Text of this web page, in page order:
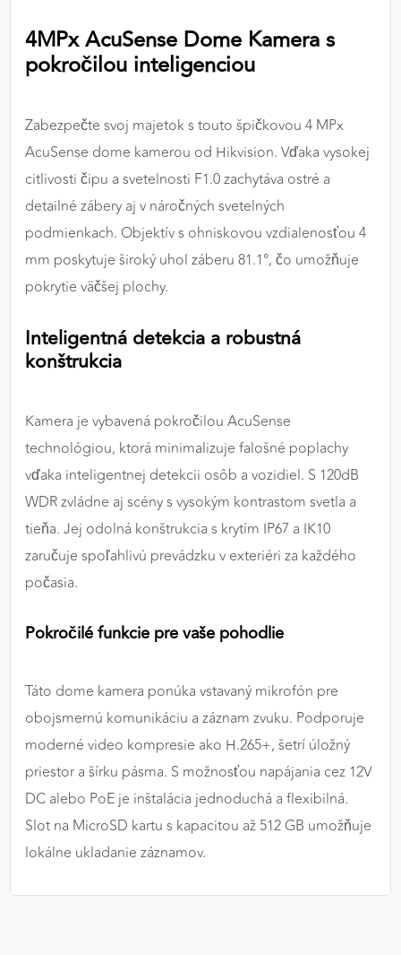
4MPx AcuSense Dome Kamera s
pokročilou inteligenciou
Zabezpečte svoj majetok s touto špičkovou 4 MPx
AcuSense dome kamerou od Hikvision. Vďaka vysokej
citlivosti čipu a svetelnosti F1.0 zachytáva ostré a
detailné zábery aj v náročných svetelných
podmienkach. Objektív s ohniskovou vzdialenosťou 4
mm poskytuje široký uhol záberu 81.1°, čo umožňuje
pokrytie väčšej plochy.
Inteligentná detekcia a robustná
konštrukcia
Kamera je vybavená pokročilou AcuSense
technológiou, ktorá minimalizuje falošné poplachy
vďaka inteligentnej detekcii osôb a vozidiel. S 120dB
WDR zvládne aj scény s vysokým kontrastom svetla a
tieňa. Jej odolná konštrukcia s krytím IP67 a IK10
zaručuje spoľahlivú prevádzku v exteriéri za každého
počasia.
Pokročilé funkcie pre vaše pohodlie
Táto dome kamera ponúka vstavaný mikrofón pre
obojsmernú komunikáciu a záznam zvuku. Podporuje
moderné video kompresie ako H.265+, šetrí úložný
priestor a šírku pásma. S možnosťou napájania cez 12V
DC alebo PoE je inštalácia jednoduchá a flexibilná.
Slot na MicroSD kartu s kapacitou až 512 GB umožňuje
lokálne ukladanie záznamov.
Google Analytics
MARKETINGOVÉ COOKIES
správania používateľov naprieč webovými
stránkami. Umožňujú nám a našim partnerom
zobrazovať cielenú a relevantnú reklamu, a to na
našom webe aj v reklamných sieťach tretích strán.
Poskytovateľ: